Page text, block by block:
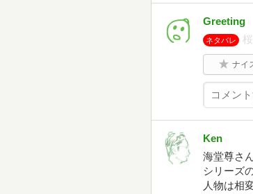
Greeting
ネタバレ
ナイ
Ken
海堂尊さ
シリーズ
人物は相